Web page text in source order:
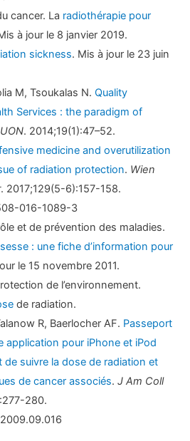
cancer. La radiothérapie pour
à jour le 8 janvier 2019.
sickness. Mis à jour le 23 juin
M, Tsoukalas N. Quality
Services : the paradigm of
. 2014;19(1):47–52.
medicine and overutilization
of radiation protection. Wien
. 2017;129(5-6):157-158.
016-1089-3
et de prévention des maladies.
: une fiche d’information pour
le 15 novembre 2011.
de l’environnement.
de radiation.
R, Baerlocher AF. Passeport
application pour iPhone et iPod
suivre la dose de radiation et
de cancer associés.J Am Coll
280.